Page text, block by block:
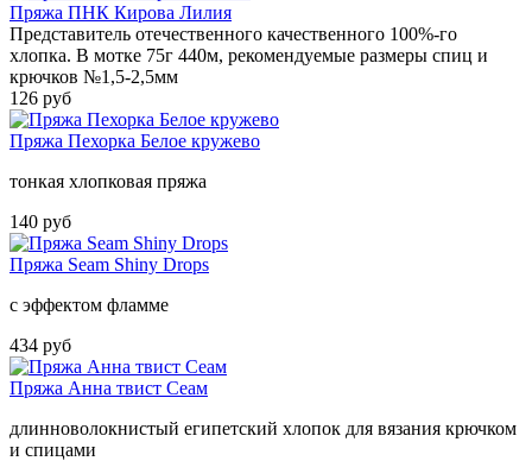
Пряжа ПНК Кирова Лилия
Представитель отечественного качественного 100%-го
хлопка. В мотке 75г 440м, рекомендуемые размеры спиц и
крючков №1,5-2,5мм
126 руб
Пряжа Пехорка Белое кружево
тонкая хлопковая пряжа
140 руб
Пряжа Seam Shiny Drops
с эффектом фламме
434 руб
Пряжа Анна твист Сеам
длинноволокнистый египетский хлопок для вязания крючком
и спицами